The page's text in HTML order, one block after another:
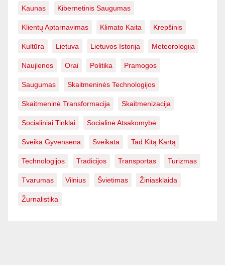
Kaunas Kibernetinis Saugumas
Klientų Aptarnavimas Klimato Kaita Krepšinis
Kultūra Lietuva Lietuvos Istorija Meteorologija
Naujienos Orai Politika Pramogos
Saugumas Skaitmeninės Technologijos
Skaitmeninė Transformacija Skaitmenizacija
Socialiniai Tinklai Socialinė Atsakomybė
Sveika Gyvensena Sveikata Tad Kitą Kartą
Technologijos Tradicijos Transportas Turizmas
Tvarumas Vilnius Švietimas Žiniasklaida
Žurnalistika